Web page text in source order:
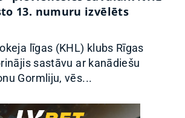
13. numuru izvēlēts
līgas (KHL) klubs Rīgas
sastāvu ar kanādiešu
Gormliju, vēs...